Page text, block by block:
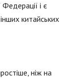
і є
китайських
ніж на